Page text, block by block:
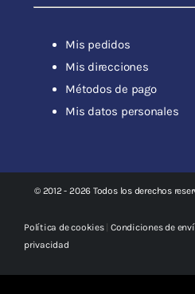
Mis pedidos
Mis direcciones
Métodos de pago
Mis datos personales
© 2012 - 2026 Todos los derechos
Política de cookies|Condiciones de
privacidad